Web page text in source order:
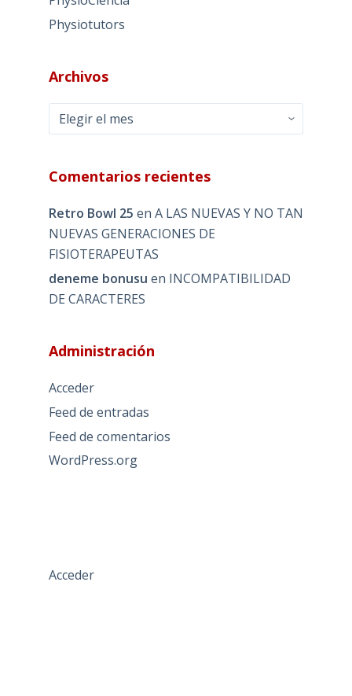
Physiotutors
Archivos
Archivos
Comentarios recientes
Retro Bowl 25 en A LAS NUEVAS Y NO TAN
NUEVAS GENERACIONES DE
FISIOTERAPEUTAS
deneme bonusu en INCOMPATIBILIDAD
DE CARACTERES
Administración
Acceder
Feed de entradas
Feed de comentarios
WordPress.org
Acceder